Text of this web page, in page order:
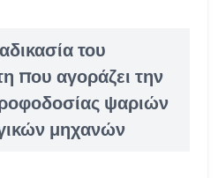
του
που αγοράζει την
ψαριών
μηχανών